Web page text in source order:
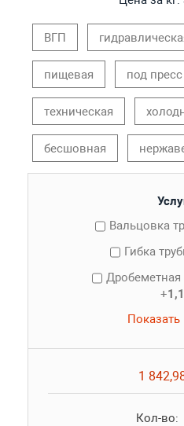
ВГП
пищевая под пресс
техническая
бесшовная
Вальцовка
Гибка
Дробеметная
+
Показать
1
Кол-во: